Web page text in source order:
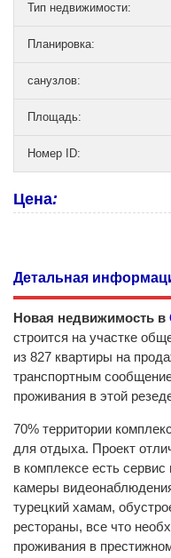
Тип недвижимости:
Планировка:
санузлов:
Площадь:
Номер ID:
Цена:
Детальная
Новая недвижимость в
строится на участке
из 827 квартиры на
транспортным
проживания в этой
70% территории
для отдыха. Проект
в комплексе есть
камеры
турецкий хамам,
рестораны, все что
проживания в